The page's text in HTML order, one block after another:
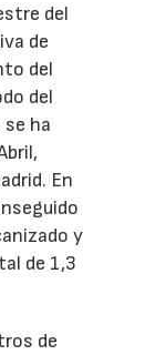
del
de
del
del
ha
En
y
de 1,3
de